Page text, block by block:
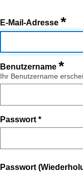
E-Mail-Adresse *
Benutzername *
Ihr Benutzername
Passwort *
Passwort